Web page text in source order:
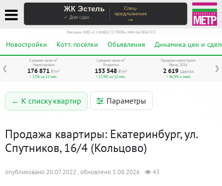
ЖК Эстель
✓ Дом сдан
Спец-
предложение
→
Реклама. ООО «СЗ ИНВЕСТСТРОЙ», ИНН 6678067973
Новостройки Котт. посёлки Объявления Динамика цен и
❮ ❯
Средняя цена м²
Новостройки
176 871 ₽/м²
↑ 7,5% за 12 мес.
Средняя цена м²
Вторичка
153 548 ₽/м²
↑ 17,9% за 12 мес.
Продажи новостроек
Июнь 2026
2 619 сделок
↑ 46,9% к маю
← К списку квартир Параметры
Продажа квартиры: Екатеринбург, ул.
Спутников, 16/4 (Кольцово)
опубликовано 20.07.2022 , обновлено 5.08.2026 43